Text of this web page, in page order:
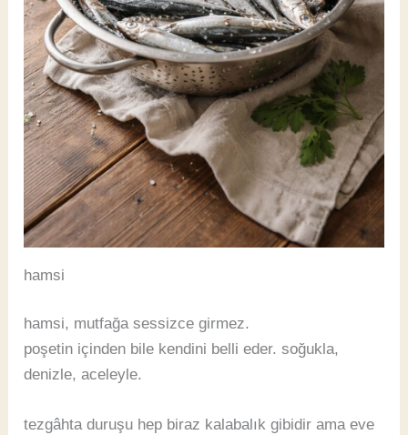
hamsi
hamsi, mutfağa sessizce girmez.
poşetin içinden bile kendini belli eder. soğukla,
denizle, aceleyle.
tezgâhta duruşu hep biraz kalabalık gibidir ama eve